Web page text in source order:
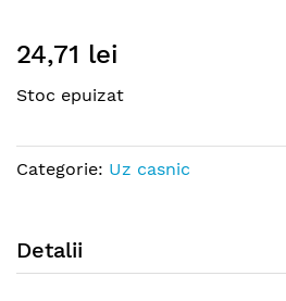
to
beginning
the
images
24,71 lei
Stoc epuizat
Categorie: Uz casnic
Detalii